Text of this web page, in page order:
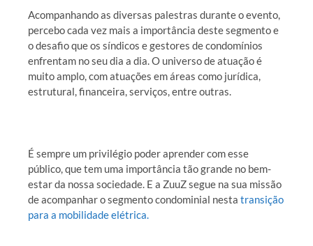
Acompanhando as diversas palestras durante o evento,
percebo cada vez mais a importância deste segmento e
o desafio que os síndicos e gestores de condomínios
enfrentam no seu dia a dia. O universo de atuação é
muito amplo, com atuações em áreas como jurídica,
estrutural, financeira, serviços, entre outras.
É sempre um privilégio poder aprender com esse
público, que tem uma importância tão grande no bem-
estar da nossa sociedade. E a ZuuZ segue na sua missão
de acompanhar o segmento condominial nesta transição
para a mobilidade elétrica.